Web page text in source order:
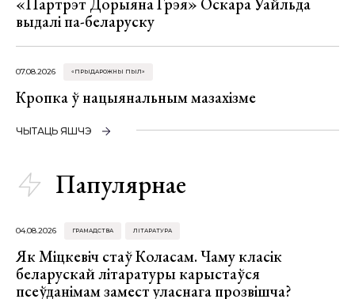
«Партрэт Дорыяна Грэя» Оскара Уайльда
выдалі па-беларуску
07.08.2026 «ПРЫДАРОЖНЫ ПЫЛ»
Кропка ў нацыянальным мазахізме
ЧЫТАЦЬ ЯШЧЭ
Папулярнае
04.08.2026 ГРАМАДСТВА ЛІТАРАТУРА
Як Міцкевіч стаў Коласам. Чаму класік
беларускай літаратуры карыстаўся
псеўданімам замест уласнага прозвішча?